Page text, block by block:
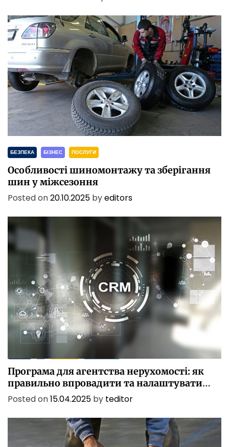
БЕЗПЕКА БІЗНЕС ПОСЛУГИ
Особливості шиномонтажу та зберігання
шин у міжсезоння
Posted on20.10.2025 byeditors
Програма для агентства нерухомості: як
правильно впровадити та налаштувати
CRM
Posted on15.04.2025 by teditor